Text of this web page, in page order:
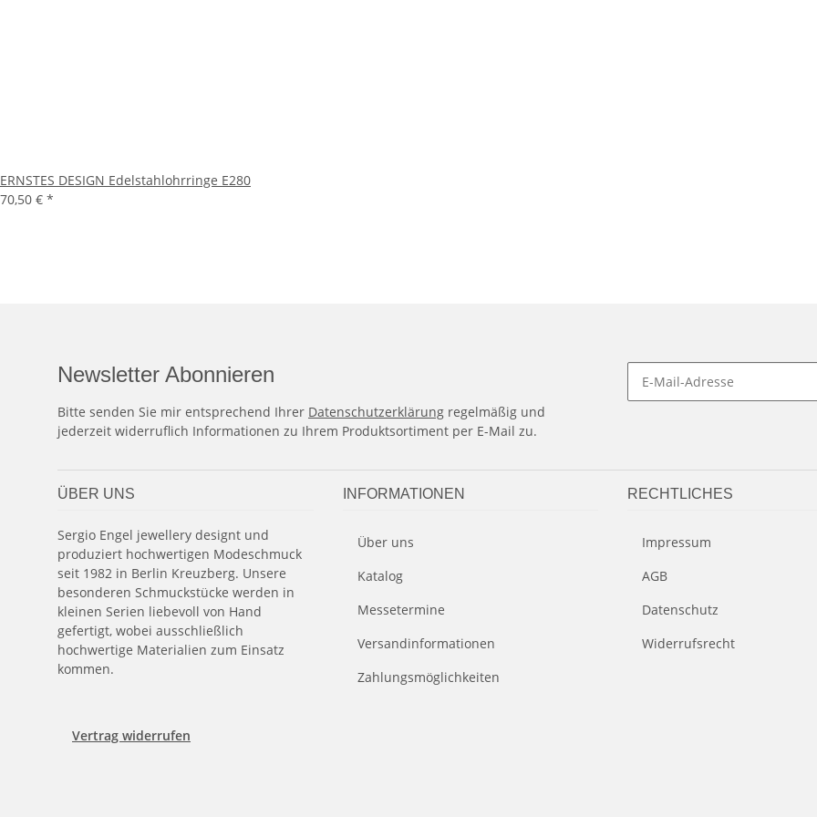
ERNSTES DESIGN Edelstahlohrringe E280
70,50 € *
Newsletter Abonnieren
Bitte senden Sie mir entsprechend Ihrer Datenschutzerklärung regelmäßig und
jederzeit widerruflich Informationen zu Ihrem Produktsortiment per E-Mail zu.
ÜBER UNS
Sergio Engel jewellery designt und
produziert hochwertigen Modeschmuck
seit 1982 in Berlin Kreuzberg. Unsere
besonderen Schmuckstücke werden in
kleinen Serien liebevoll von Hand
gefertigt, wobei ausschließlich
hochwertige Materialien zum Einsatz
kommen.
INFORMATIONEN
Über uns
Katalog
Messetermine
Versandinformationen
Zahlungsmöglichkeiten
RECHTLICHES
Impressum
AGB
Datenschutz
Widerrufsrecht
Vertrag widerrufen